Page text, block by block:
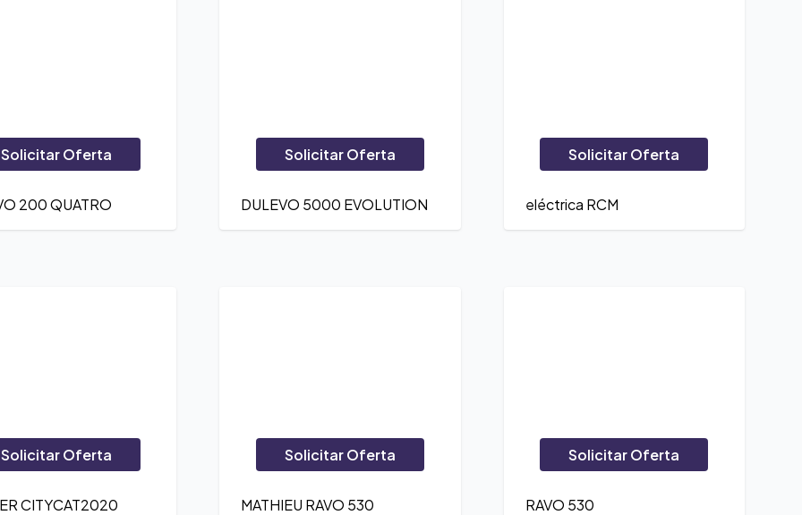
Solicitar Oferta
200 QUATRO
Solicitar Oferta
DULEVO 5000 EVOLUTION
Solicitar Oferta
eléctrica RCM
Solicitar Oferta
CITYCAT2020
Solicitar Oferta
MATHIEU RAVO 530
Solicitar Oferta
RAVO 530